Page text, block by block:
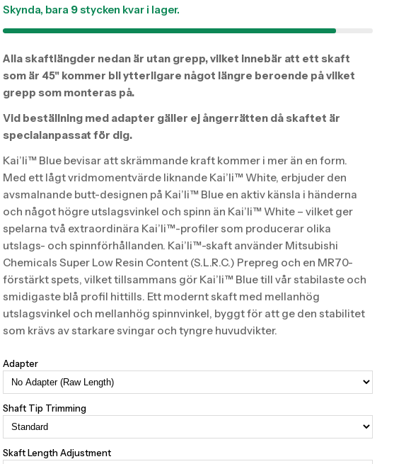
sv.products.product.price.sale_price
sv.products.product.price.regular_price
Skynda, bara 9stycken kvar i lager.
Alla skaftlängder nedan är utan grepp, vilket innebär att ett skaft
som är 45" kommer bli ytterligare något längre beroende på vilket
grepp som monteras på.
Vid beställning med adapter gäller ej ångerrätten då skaftet är
specialanpassat för dig.
Kai’li™ Blue bevisar att skrämmande kraft kommer i mer än en form.
Med ett lågt vridmomentvärde liknande Kai’li™ White, erbjuder den
avsmalnande butt-designen på Kai’li™ Blue en aktiv känsla i händerna
och något högre utslagsvinkel och spinn än Kai’li™ White – vilket ger
spelarna två extraordinära Kai’li™-profiler som producerar olika
utslags- och spinnförhållanden. Kai’li™-skaft använder Mitsubishi
Chemicals Super Low Resin Content (S.L.R.C.) Prepreg och en MR70-
förstärkt spets, vilket tillsammans gör Kai’li™ Blue till vår stabilaste och
smidigaste blå profil hittills. Ett modernt skaft med mellanhög
utslagsvinkel och mellanhög spinnvinkel, byggt för att ge den stabilitet
som krävs av starkare svingar och tyngre huvudvikter.
Adapter
Shaft Tip Trimming
Skaft Length Adjustment